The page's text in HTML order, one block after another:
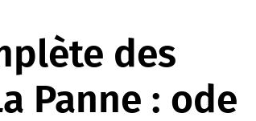
des
Panne : ode